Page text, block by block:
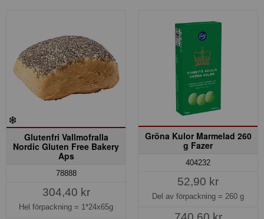
Glutenfri Vallmofralla
Nordic Gluten Free Bakery
Aps
78888
304,40 kr
Hel förpackning = 1*24x65g
Gröna Kulor Marmelad 260
g Fazer
404232
52,90 kr
Del av förpackning = 260 g